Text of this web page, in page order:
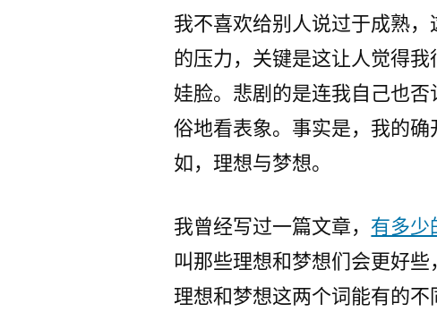
我不喜欢给别人说过于成熟
的压力，关键是这让人觉得
娃脸。悲剧的是连我自己也
俗地看表象。事实是，我的确
如，理想与梦想。
我曾经写过一篇文章， 有多少
叫那些理想和梦想们会更好
理想和梦想这两个词能有的不